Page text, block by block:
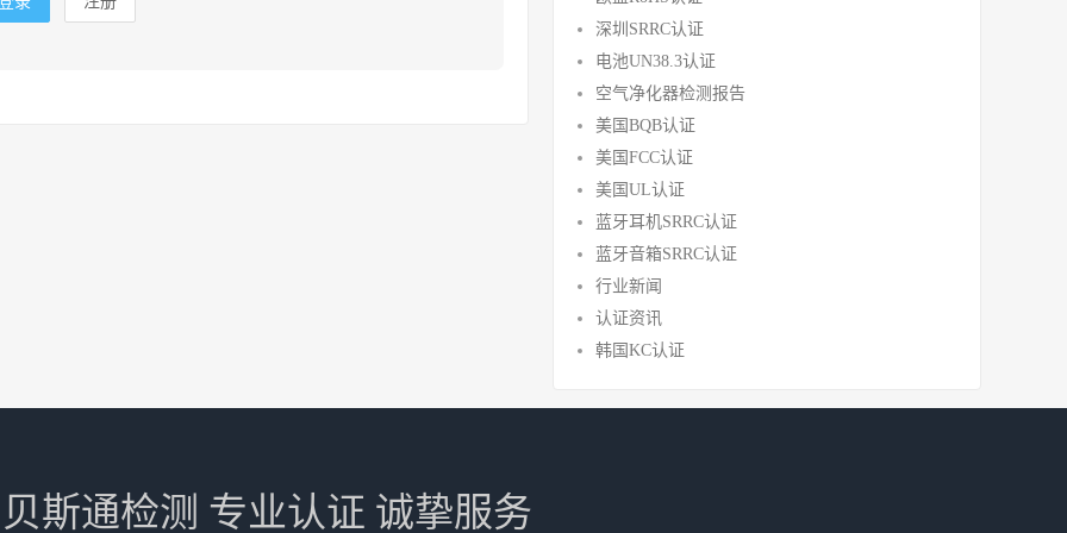
深圳SRRC认证
电池UN38.3认证
空气净化器检测报告
美国BQB认证
美国FCC认证
美国UL认证
蓝牙耳机SRRC认证
蓝牙音箱SRRC认证
行业新闻
认证资讯
韩国KC认证
贝斯通检测 专业认证 诚挚服务